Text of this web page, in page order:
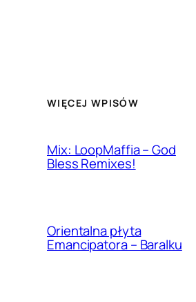
WIĘCEJ WPISÓW
Mix: LoopMaffia – God
Bless Remixes!
Orientalna płyta
Emancipatora – Baralku